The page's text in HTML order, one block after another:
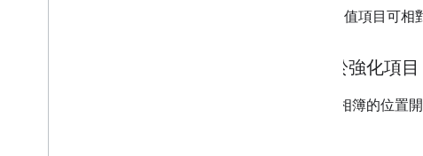
媒體/加值項目可相
相對於強化項目
從其在相簿的位置